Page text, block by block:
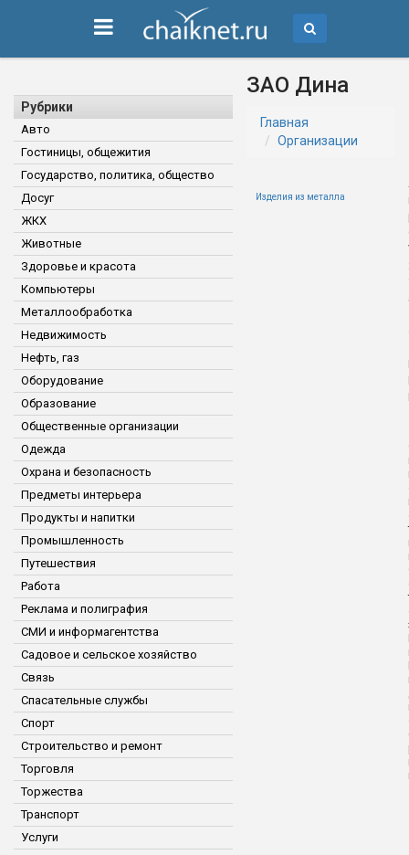
Рубрики
Авто
Гостиницы, общежития
Государство, политика, общество
Досуг
ЖКХ
Животные
Здоровье и красота
Компьютеры
Металлообработка
Недвижимость
Нефть, газ
Оборудование
Образование
Общественные организации
Одежда
Охрана и безопасность
Предметы интерьера
Продукты и напитки
Промышленность
Путешествия
Работа
Реклама и полиграфия
СМИ и информагентства
Садовое и сельское хозяйство
Связь
Спасательные службы
Спорт
Строительство и ремонт
Торговля
Торжества
Транспорт
Услуги
ЗАО Дина
Главная
Организации
Изделия из металла